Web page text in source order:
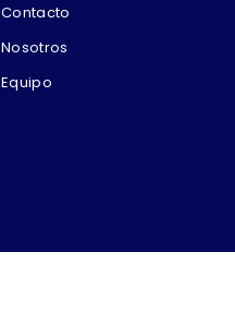
Contacto
Nosotros
Equipo